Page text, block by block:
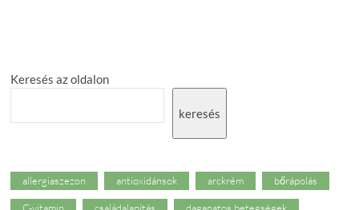
támogatás?
Keresés az oldalon
keresés
allergiaszezon antioxidánsok arckrém bőrápolás